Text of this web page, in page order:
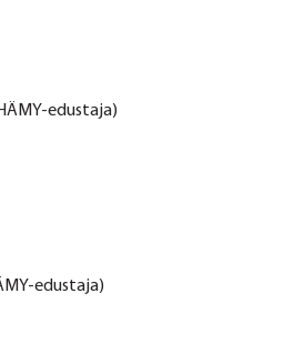
edustaja)
edustaja)